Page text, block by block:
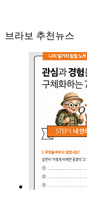
브라보 추천뉴스